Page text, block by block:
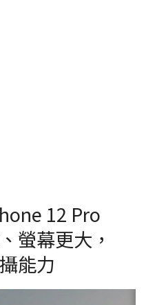
12 Pro
螢幕更大，
能力